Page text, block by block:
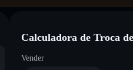
Calculadora de Troca
Vender